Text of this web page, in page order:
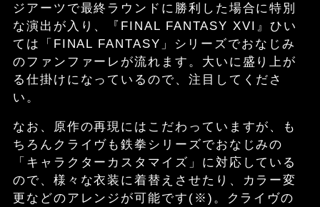
ジアーツで最終ラウンドに勝利した場合に特別
な演出が入り、『FINAL FANTASY XVI』ひい
ては「FINAL FANTASY」シリーズでおなじみ
のファンファーレが流れます。大いに盛り上が
る仕掛けになっているので、注目してくださ
い。
なお、原作の再現にはこだわっていますが、も
ちろんクライヴも鉄拳シリーズでおなじみの
「キャラクターカスタマイズ」に対応している
ので、様々な衣装に着替えさせたり、カラー変
更などのアレンジが可能です(※)。クライヴの